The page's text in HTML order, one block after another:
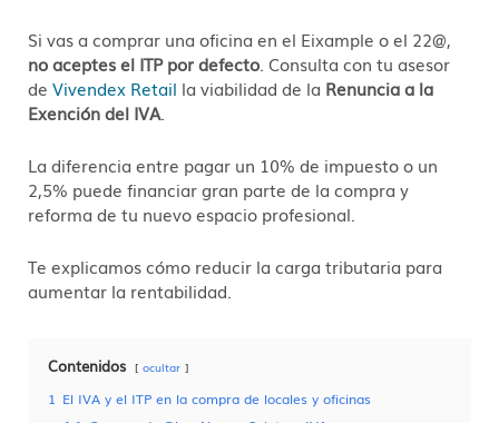
Si vas a comprar una oficina en el Eixample o el 22@,
no aceptes el ITP por defecto . Consulta con tu asesor
de Vivendex Retail la viabilidad de la Renuncia a la
Exención del IVA.
La diferencia entre pagar un 10% de impuesto o un
2,5% puede financiar gran parte de la compra y
reforma de tu nuevo espacio profesional.
Te explicamos cómo reducir la carga tributaria para
aumentar la rentabilidad.
Contenidos ocultar
1 El IVA y el ITP en la compra de locales y oficinas